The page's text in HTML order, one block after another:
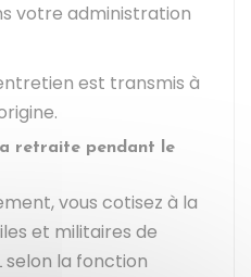
votre administration
est transmis à
retraite pendant le
vous cotisez à la
et militaires de
selon la fonction